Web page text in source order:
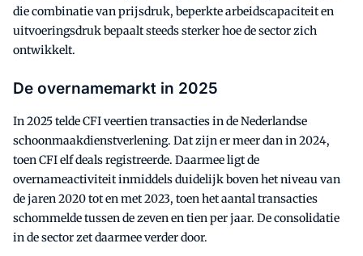
die combinatie van prijsdruk, beperkte arbeidscapaciteit en
uitvoeringsdruk bepaalt steeds sterker hoe de sector zich
ontwikkelt.
De overnamemarkt in 2025
In 2025 telde CFI veertien transacties in de Nederlandse
schoonmaakdienstverlening. Dat zijn er meer dan in 2024,
toen CFI elf deals registreerde. Daarmee ligt de
overnameactiviteit inmiddels duidelijk boven het niveau van
de jaren 2020 tot en met 2023, toen het aantal transacties
schommelde tussen de zeven en tien per jaar. De consolidatie
in de sector zet daarmee verder door.